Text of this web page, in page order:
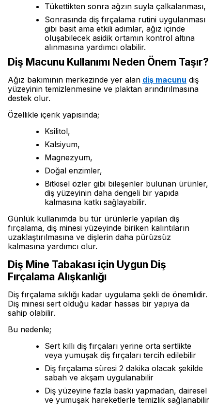
Tükettikten sonra ağzın suyla çalkalanması,
Sonrasında diş fırçalama rutini uygulanması
gibi basit ama etkili adımlar, ağız içinde
oluşabilecek asidik ortamın kontrol altına
alınmasına yardımcı olabilir.
Diş Macunu Kullanımı Neden Önem Taşır?
Ağız bakımının merkezinde yer alan diş macunu diş
yüzeyinin temizlenmesine ve plaktan arındırılmasına
destek olur.
Özellikle içerik yapısında;
Ksilitol,
Kalsiyum,
Magnezyum,
Doğal enzimler,
Bitkisel özler gibi bileşenler bulunan ürünler,
diş yüzeyinin daha dengeli bir yapıda
kalmasına katkı sağlayabilir.
Günlük kullanımda bu tür ürünlerle yapılan diş
fırçalama, diş minesi yüzeyinde biriken kalıntıların
uzaklaştırılmasına ve dişlerin daha pürüzsüz
kalmasına yardımcı olur.
Diş Mine Tabakası için Uygun Diş
Fırçalama Alışkanlığı
Diş fırçalama sıklığı kadar uygulama şekli de önemlidir.
Diş minesi sert olduğu kadar hassas bir yapıya da
sahip olabilir.
Bu nedenle;
Sert kıllı diş fırçaları yerine orta sertlikte
veya yumuşak diş fırçaları tercih edilebilir
Diş fırçalama süresi 2 dakika olacak şekilde
sabah ve akşam uygulanabilir
Diş yüzeyine fazla baskı yapmadan, dairesel
ve yumuşak hareketlerle temizlik sağlanabilir